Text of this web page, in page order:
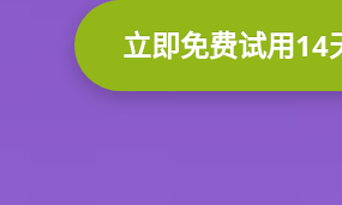
立即免费试用14